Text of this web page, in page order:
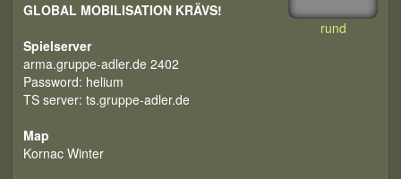
rund
GLOBAL MOBILISATION KRÄVS!
Spielserver
arma.gruppe-adler.de 2402
Password: helium
TS server: ts.gruppe-adler.de
Map
Kornac Winter